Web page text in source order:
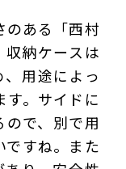
のある「西村
納ケースは
用途によっ
。サイドに
ので、別で用
ですね。また